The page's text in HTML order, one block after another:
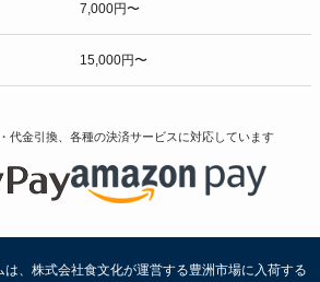
7,000円〜
15,000円〜
代金引換、各種の決済サービスに対応しています
、株式会社食文化が運営する豊洲市場に入荷する